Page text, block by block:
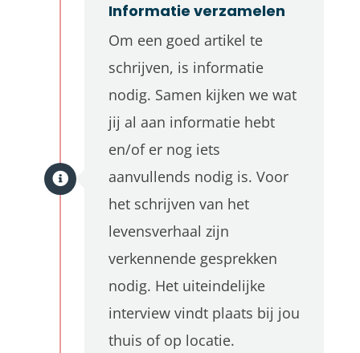
Informatie verzamelen
Om een goed artikel te
schrijven, is informatie
nodig. Samen kijken we wat
jij al aan informatie hebt
en/of er nog iets
aanvullends nodig is. Voor
het schrijven van het
levensverhaal zijn
verkennende gesprekken
nodig. Het uiteindelijke
interview vindt plaats bij jou
thuis of op locatie.